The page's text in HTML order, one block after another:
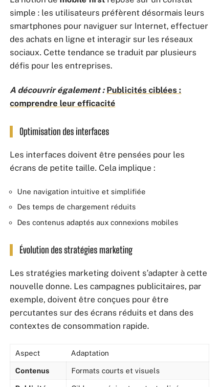
simple : les utilisateurs préfèrent désormais leurs
smartphones pour naviguer sur Internet, effectuer
des achats en ligne et interagir sur les réseaux
sociaux. Cette tendance se traduit par plusieurs
défis pour les entreprises.
A découvrir également : Publicités ciblées :
comprendre leur efficacité
Optimisation des interfaces
Les interfaces doivent être pensées pour les
écrans de petite taille. Cela implique :
Une navigation intuitive et simplifiée
Des temps de chargement réduits
Des contenus adaptés aux connexions mobiles
Évolution des stratégies marketing
Les stratégies marketing doivent s’adapter à cette
nouvelle donne. Les campagnes publicitaires, par
exemple, doivent être conçues pour être
percutantes sur des écrans réduits et dans des
contextes de consommation rapide.
Aspect Adaptation
Contenus Formats courts et visuels